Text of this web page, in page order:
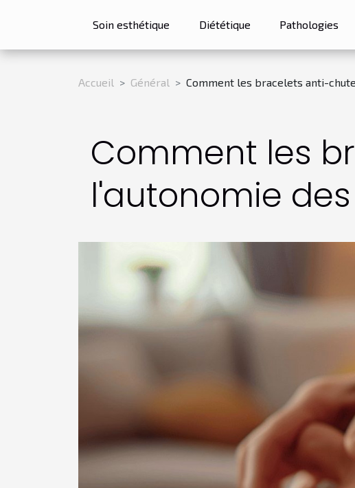
Soin esthétique Diététique Pathologies
Accueil Général Comment les bracelets anti-
Comment les
l'autonomie